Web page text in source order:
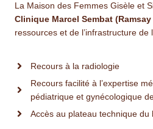
La Maison des Femmes Gisèle et
Clinique Marcel Sembat (Ramsay
ressources et de l’infrastructure de
Recours à la radiologie
Recours facilité à l’expertise
pédiatrique et gynécologique
Accès au plateau technique du